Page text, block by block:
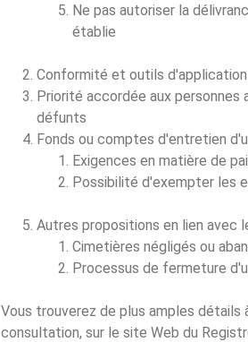
Ne pas autoriser la
établie
Conformité et outils
Priorité accordée aux
défunts
Fonds ou comptes d'entretien
Exigences en matière de
Possibilité d'exempter les
Autres propositions en lien avec
Cimetières négligés ou
Processus de fermeture
Vous trouverez de plus amples
consultation, sur le site Web du